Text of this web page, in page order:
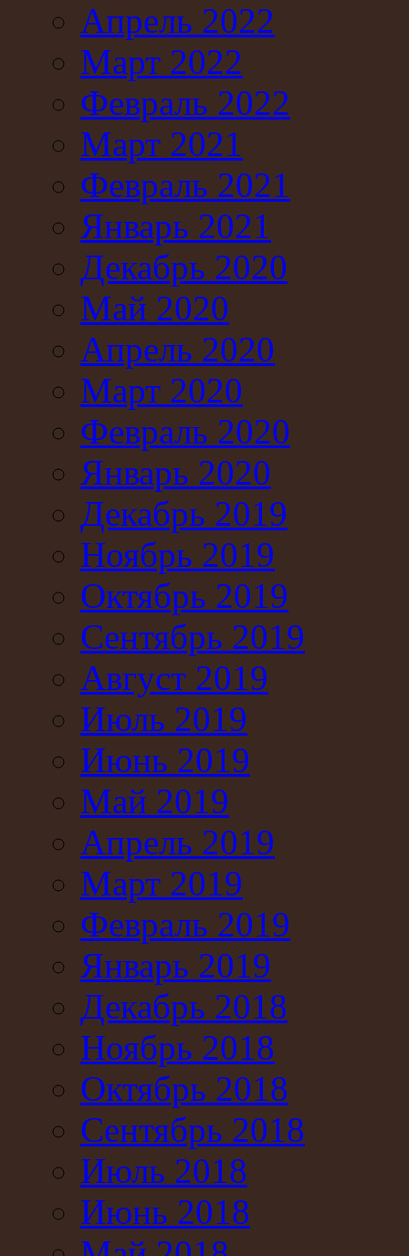
Апрель 2022
Март 2022
Февраль 2022
Март 2021
Февраль 2021
Январь 2021
Декабрь 2020
Май 2020
Апрель 2020
Март 2020
Февраль 2020
Январь 2020
Декабрь 2019
Ноябрь 2019
Октябрь 2019
Сентябрь 2019
Август 2019
Июль 2019
Июнь 2019
Май 2019
Апрель 2019
Март 2019
Февраль 2019
Январь 2019
Декабрь 2018
Ноябрь 2018
Октябрь 2018
Сентябрь 2018
Июль 2018
Июнь 2018